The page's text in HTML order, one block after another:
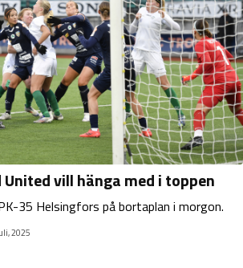
vill hänga med i toppen
35 Helsingfors på bortaplan i morgon.
2025